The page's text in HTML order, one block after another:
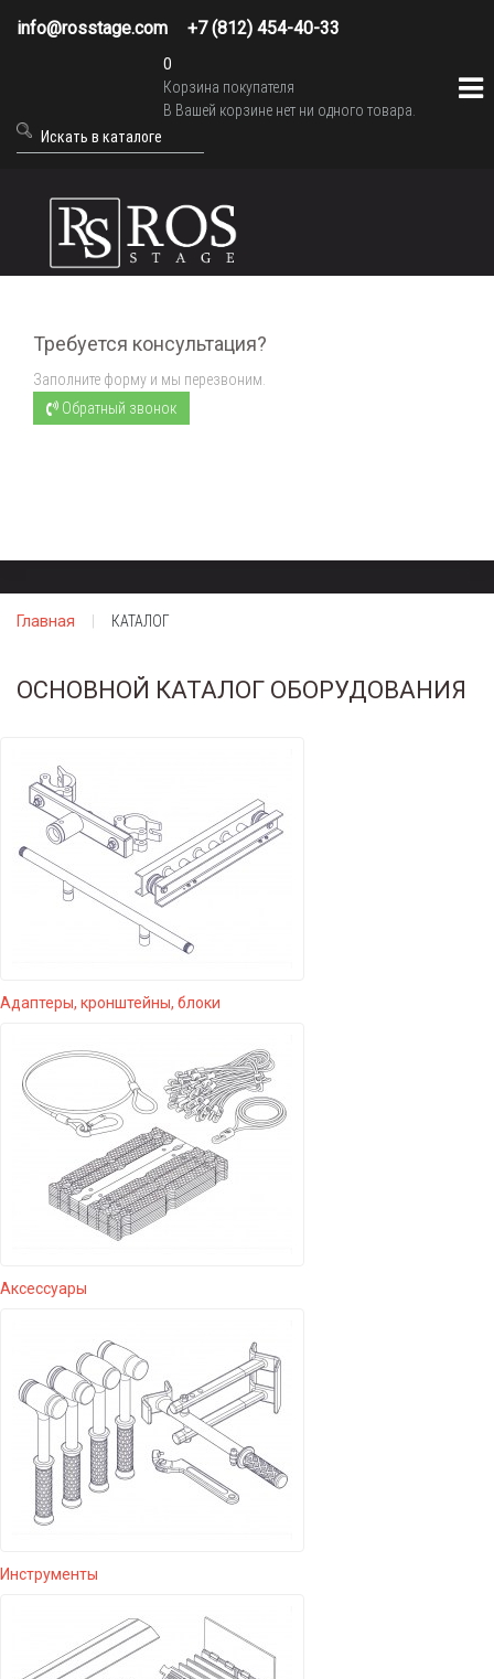
info@rosstage.com +7 (812) 454-40-33
0
Корзина покупателя
В Вашей корзине нет ни одного товара.
Требуется консультация?
Заполните форму и мы перезвоним.
Обратный звонок
Главная КАТАЛОГ
ОСНОВНОЙ КАТАЛОГ ОБОРУДОВАНИЯ
Адаптеры, кронштейны, блоки
Аксессуары
Инструменты